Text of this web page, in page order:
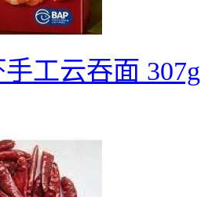
工云吞面 307g